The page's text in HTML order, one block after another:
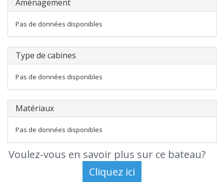
Aménagement
Pas de données disponibles
Type de cabines
Pas de données disponibles
Matériaux
Pas de données disponibles
Voulez-vous en savoir plus sur ce bateau?